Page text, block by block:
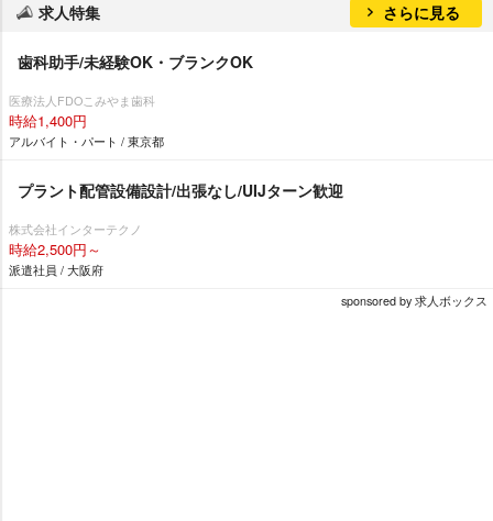
求人特集 さらに見る
歯科助手/未経験OK・ブランクOK
医療法人FDOこみやま歯科
時給1,400円
アルバイト・パート / 東京都
プラント配管設備設計/出張なし/UIJターン歓迎
株式会社インターテクノ
時給2,500円～
派遣社員 / 大阪府
sponsored by 求人ボックス